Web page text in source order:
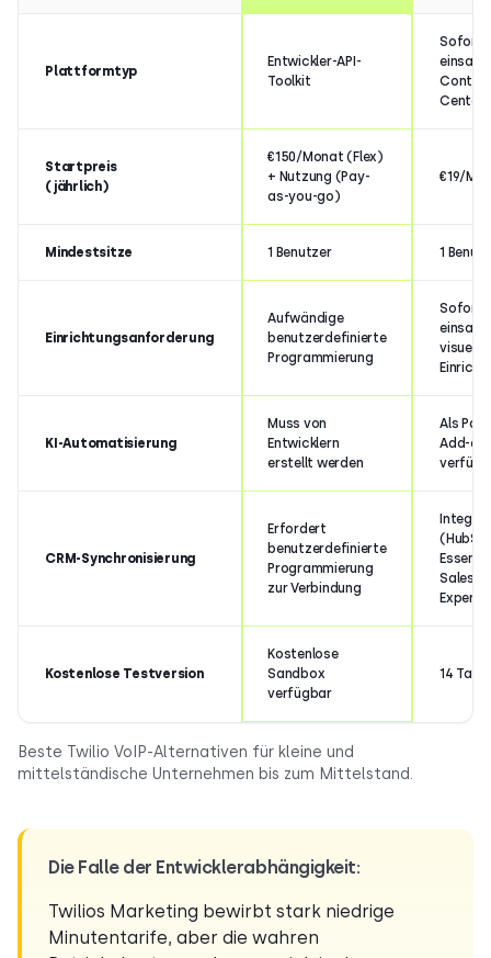
Plattformtyp
Entwickler-API-
Toolkit
Sofort
Center
Startpreis
(jährlich)
€150/Monat (Flex)
+ Nutzung (Pay-
as-you-go)
€19/
Mindestsitze 1 Benutzer 1
Einrichtungsanforderung
Aufwändige
benutzerdefinierte
Programmierung
Sofort
visuelle
KI-Automatisierung
Muss von
Entwicklern
erstellt werden
Als
Add-on
CRM-Synchronisierung
Erfordert
benutzerdefinierte
Programmierung
zur Verbindung
Expert
Kostenlose Testversion
Kostenlose
Sandbox
verfügbar
14 Tage
Beste Twilio VoIP-Alternativen für kleine und
mittelständische Unternehmen bis zum Mittelstand.
Die Falle der Entwicklerabhängigkeit:
Twilios Marketing bewirbt stark niedrige
Minutentarife, aber die wahren